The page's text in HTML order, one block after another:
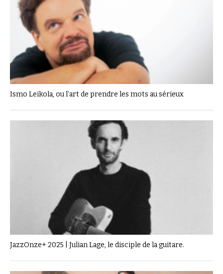
Ismo Leikola, ou l’art de prendre les mots au sérieux
JazzOnze+ 2025 | Julian Lage, le disciple de la guitare.